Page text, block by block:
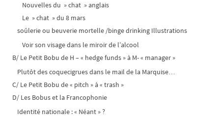
Nouvelles du » chat » anglais
Le » chat » du 8 mars
soûlerie ou beuverie mortelle /binge drinking Illustrations
Voir son visage dans le miroir de l’alcool
B/ Le Petit Bobu de H – « hedge funds » à M- « manager »
Plutôt des coquecigrues dans le mail de la Marquise…
C/ Le Petit Bobu de « pitch » à « trash »
D/ Les Bobus et la Francophonie
Identité nationale : « Néant » ?